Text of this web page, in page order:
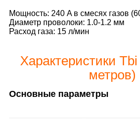
Мощность: 240 A в смесях газов
Диаметр проволоки: 1.0-1.2 мм
Расход газа: 15 л/мин
Характеристики
метров)
Основные параметры